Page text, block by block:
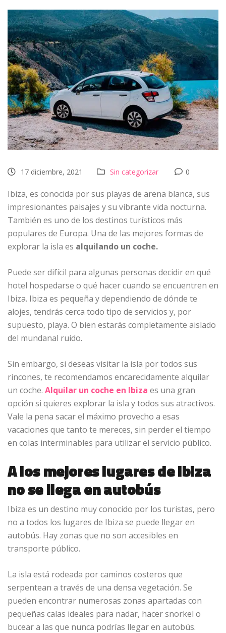
17 diciembre, 2021 Sin categorizar 0
Ibiza, es conocida por sus playas de arena blanca, sus
impresionantes paisajes y su vibrante vida nocturna.
También es uno de los destinos turísticos más
populares de Europa. Una de las mejores formas de
explorar la isla es alquilando un coche.
Puede ser difícil para algunas personas decidir en qué
hotel hospedarse o qué hacer cuando se encuentren en
Ibiza. Ibiza es pequeña y dependiendo de dónde te
alojes, tendrás cerca todo tipo de servicios y, por
supuesto, playa. O bien estarás completamente aislado
del mundanal ruido.
Sin embargo, si deseas visitar la isla por todos sus
rincones, te recomendamos encarecidamente alquilar
un coche. Alquilar un coche en Ibiza es una gran
opción si quieres explorar la isla y todos sus atractivos.
Vale la pena sacar el máximo provecho a esas
vacaciones que tanto te mereces, sin perder el tiempo
en colas interminables para utilizar el servicio público.
A los mejores lugares de Ibiza
no se llega en autobús
Ibiza es un destino muy conocido por los turistas, pero
no a todos los lugares de Ibiza se puede llegar en
autobús. Hay zonas que no son accesibles en
transporte público.
La isla está rodeada por caminos costeros que
serpentean a través de una densa vegetación. Se
pueden encontrar numerosas zonas apartadas con
pequeñas calas ideales para nadar, hacer snorkel o
bucear a las que nunca podrías llegar en autobús.